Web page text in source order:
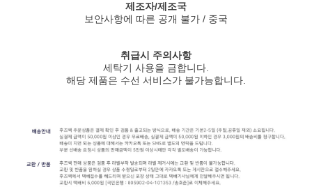
제조자/제조국
보안사항에 따른 공개 불가 / 중국
취급시 주의사항
세탁기 사용을 금합니다.
해당 제품은 수선 서비스가 불가능합니다.